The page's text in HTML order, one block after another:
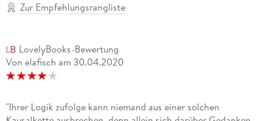
Zur Empfehlungsrangliste
LovelyBooks-Bewertung
Von elafisch am 30.04.2020
"Ihrer Logik zufolge kann niemand aus einer solchen